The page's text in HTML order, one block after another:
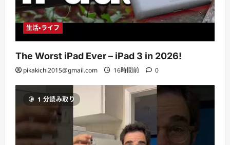
生活・ライフ
The Worst iPad Ever – iPad 3 in 2026!
pikakichi2015@gmail.com 16時間前 0
1 分読み取り